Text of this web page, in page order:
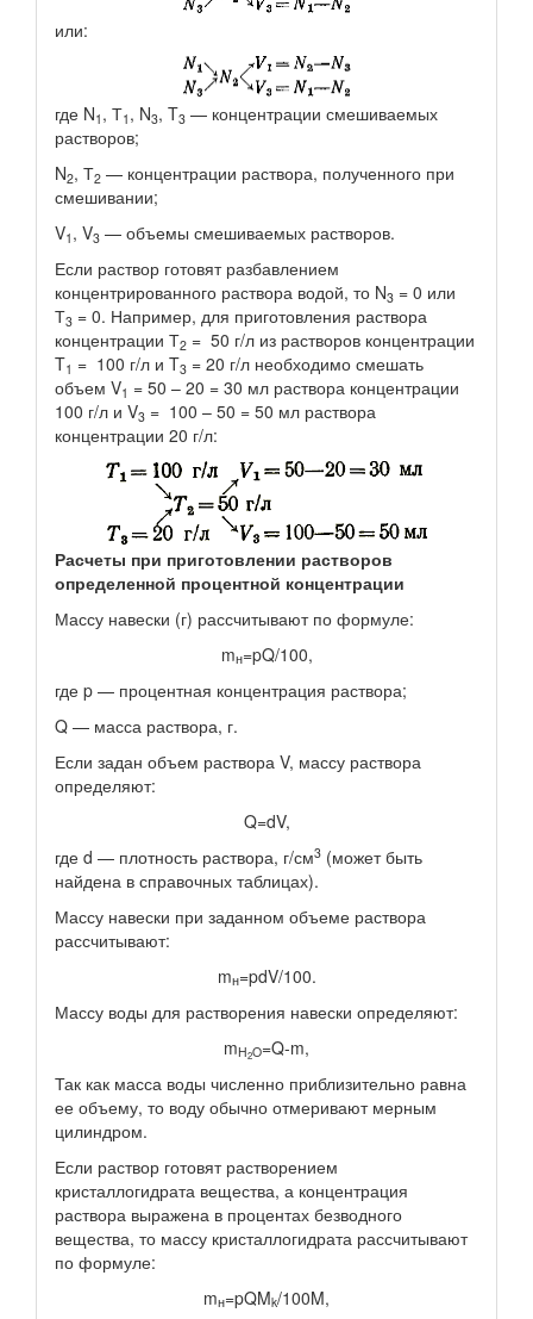
или:
где N1 , Т1 , N3, T3 — концентрации смешиваемых
растворов;
N2, Т2 — концентрации раствора, полученного при
смешивании;
V1 , V3 — объемы смешиваемых растворов.
Если раствор готовят разбавлением
концентрированного раствора водой, то N3 = 0 или
Т3 = 0. Например, для приготовления раствора
концентрации Т2 = 50 г/л из растворов концентрации
T1 = 100 г/л и T3 = 20 г/л необходимо смешать
объем V1 = 50 – 20 = 30 мл раствора концентрации
100 г/л и V3 = 100 – 50 = 50 мл раствора
концентрации 20 г/л:
Расчеты при приготовлении растворов
определенной процентной концентрации
Массу навески (г) рассчитывают по формуле:
mн=pQ/100,
где p — процентная концентрация раствора;
Q — масса раствора, г.
Если задан объем раствора V, массу раствора
определяют:
Q=dV,
где d — плотность раствора, г/см3 (может быть
найдена в справочных таблицах).
Массу навески при заданном объеме раствора
рассчитывают:
mн=pdV/100.
Массу воды для растворения навески определяют:
mH2O=Q-m,
Так как масса воды численно приблизительно равна
ее объему, то воду обычно отмеривают мерным
цилиндром.
Если раствор готовят растворением
кристаллогидрата вещества, а концентрация
раствора выражена в процентах безводного
вещества, то массу кристаллогидрата рассчитывают
по формуле:
mн=pQMk/100M,